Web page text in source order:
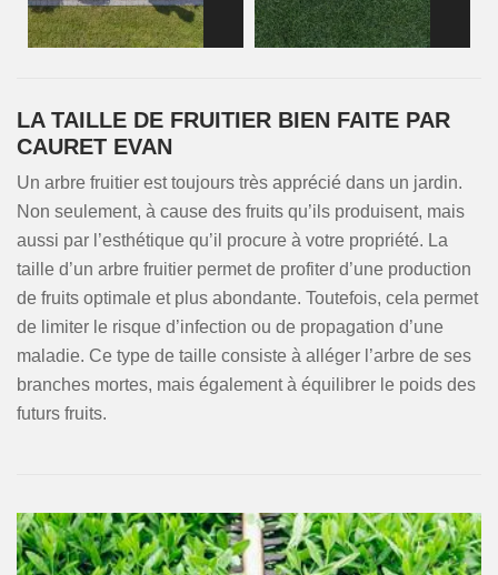
LA TAILLE DE FRUITIER BIEN FAITE PAR
CAURET EVAN
Un arbre fruitier est toujours très apprécié dans un jardin.
Non seulement, à cause des fruits qu’ils produisent, mais
aussi par l’esthétique qu’il procure à votre propriété. La
taille d’un arbre fruitier permet de profiter d’une production
de fruits optimale et plus abondante. Toutefois, cela permet
de limiter le risque d’infection ou de propagation d’une
maladie. Ce type de taille consiste à alléger l’arbre de ses
branches mortes, mais également à équilibrer le poids des
futurs fruits.